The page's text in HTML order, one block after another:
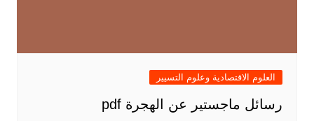
العلوم الاقتصادية وعلوم التسيير
رسائل ماجستير عن الهجرة pdf